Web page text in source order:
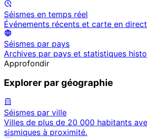
Séismes en temps réel
Événements récents et carte en direct
Séismes par pays
Archives par pays et statistiques
Approfondir
Explorer par géographie
Séismes par ville
Villes de plus de 20 000 habitants
sismiques à proximité.